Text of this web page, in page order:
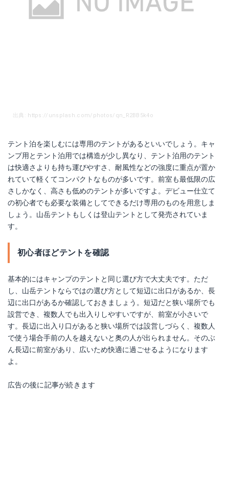
出典: https://unsplash.com/photos/qn_R2BB5k4o
テント泊を楽しむには専用のテントがあるといいでしょう。キャ
ンプ用とテント泊用では構造が少し異なり、テント泊用のテント
は快適さよりも持ち運びやすさ、耐風性などの強度に重点が置か
れていて軽くてコンパクトなものが多いです。前室も最低限の広
さしかなく、高さも低めのテントが多いですよ。デビュー仕立て
の初心者でも必要な装備としてできるだけ専用のものを用意しま
しょう。山岳テントもしくは登山テントとして発売されていま
す。
初心者ほどテントを確認
基本的にはキャンプのテントと同じ選び方で大丈夫です。ただ
し、山岳テントならではの選び方として短辺に出口があるか、長
辺に出口があるか確認しておきましょう。短辺だと狭い場所でも
設営でき、複数人でも出入りしやすいですが、前室が小さいで
す。長辺に出入り口があると狭い場所では設営しづらく、複数人
で使う場合手前の人を越えないと奥の人が出られません。そのぶ
ん長辺に前室があり、広いため快適に過ごせるようになります
よ。
広告の後に記事が続きます